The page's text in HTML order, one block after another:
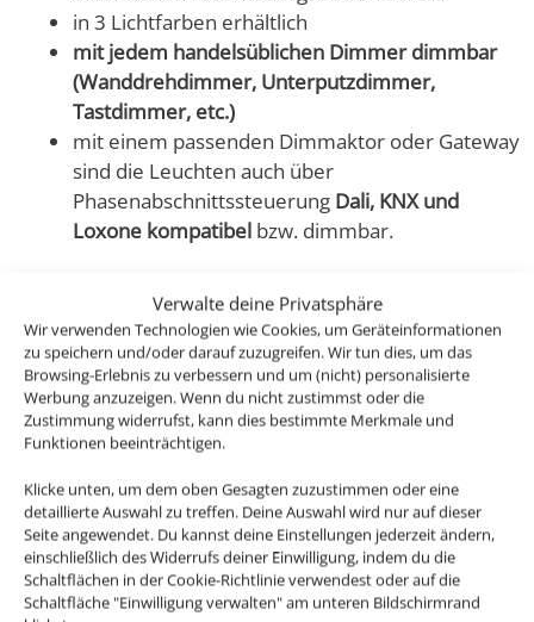
Verwalte deine Privatsphäre
Wir verwenden Technologien wie Cookies, um Geräteinformationen
zu speichern und/oder darauf zuzugreifen. Wir tun dies, um das
Browsing-Erlebnis zu verbessern und um (nicht) personalisierte
Werbung anzuzeigen. Wenn du nicht zustimmst oder die
Zustimmung widerrufst, kann dies bestimmte Merkmale und
Funktionen beeinträchtigen.
Klicke unten, um dem oben Gesagten zuzustimmen oder eine
detaillierte Auswahl zu treffen. Deine Auswahl wird nur auf dieser
Seite angewendet. Du kannst deine Einstellungen jederzeit ändern,
einschließlich des Widerrufs deiner Einwilligung, indem du die
Schaltflächen in der Cookie-Richtlinie verwendest oder auf die
Schaltfläche "Einwilligung verwalten" am unteren Bildschirmrand
in 3 Lichtfarben erhältlich
mit jedem handelsüblichen Dimmer dimmbar
(Wanddrehdimmer, Unterputzdimmer,
Tastdimmer, etc.)
mit einem passenden Dimmaktor oder Gateway
sind die Leuchten auch über
Phasenabschnittssteuerung Dali, KNX und
Loxone kompatibel bzw. dimmbar.
Dieser Einbaurahmen in Schutzklasse IP44 aus der
Forma-Inside Kollektion ist aus hochwertigstem, CNC-
gefrästen Voll-Aluminium gefertigt.
Wohnräumen, Bädern aber auch für den überdachten
Außenbereich geeignet.
Passendes Zubehör: